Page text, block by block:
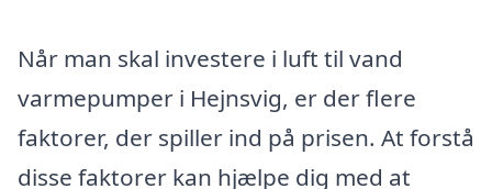
Når man skal investere i luft til vand
varmepumper i Hejnsvig, er der flere
faktorer, der spiller ind på prisen. At forstå
disse faktorer kan hjælpe dig med at